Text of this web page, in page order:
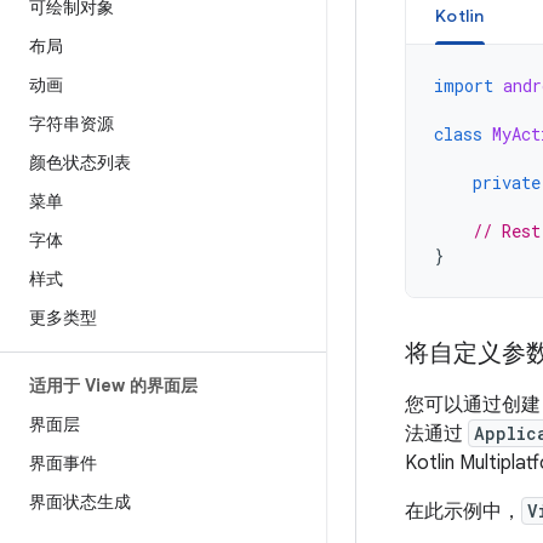
可绘制对象
布局
动画
字符串资源
颜色状态列表
菜单
字体
样式
更多类型
适用于 View 的界面层
界面层
界面事件
界面状态生成
Kotlin
import
class
private
//
}
将自定义参
您可以通过创
法通过
Kotlin
在此示例中，